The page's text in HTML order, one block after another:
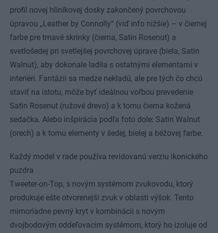
profil novej hliníkovej dosky zakončený povrchovou
úpravou „Leather by Connolly“ (viď info nižšie) – v čiernej
farbe pre tmavé skrinky (čierna, Satin Rosenut) a
svetlošedej pri svetlejšej povrchovej úprave (biela, Satin
Walnut), aby dokonale ladila s ostatnými elementami v
interiéri. Fantázii sa medze nekladú, ale pre tých čo chcú
staviť na istotu, môže byť ideálnou voľbou prevedenie
Satin Rosenut (ružové drevo) a k tomu čierna kožená
sedačka. Alebo inšpirácia podľa foto dole: Satin Walnut
(orech) a k tomu elementy v šedej, bielej a béžovej farbe.
Každý model v rade používa revidovanú verziu ikonického
puzdra
Tweeter-on-Top, s novým systémom zvukovodu, ktorý
produkuje ešte otvorenejší zvuk v oblasti výšok. Tento
mimoriadne pevný kryt v kombinácii s novým
dvojbodovým oddeľovacím systémom, ktorý ho izoluje od